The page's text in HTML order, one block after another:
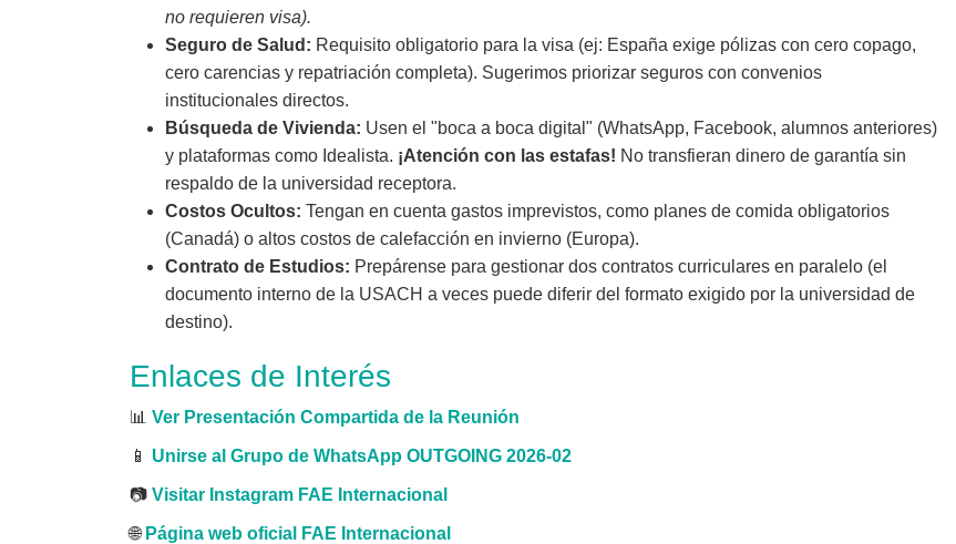
no requieren visa).
Seguro de Salud: Requisito obligatorio para la visa (ej: España exige pólizas con cero copago,
cero carencias y repatriación completa). Sugerimos priorizar seguros con convenios
institucionales directos.
Búsqueda de Vivienda: Usen el "boca a boca digital" (WhatsApp, Facebook, alumnos anteriores)
y plataformas como Idealista. ¡Atención con las estafas! No transfieran dinero de garantía sin
respaldo de la universidad receptora.
Costos Ocultos: Tengan en cuenta gastos imprevistos, como planes de comida obligatorios
(Canadá) o altos costos de calefacción en invierno (Europa).
Contrato de Estudios: Prepárense para gestionar dos contratos curriculares en paralelo (el
documento interno de la USACH a veces puede diferir del formato exigido por la universidad de
destino).
Enlaces de Interés
📊 Ver Presentación Compartida de la Reunión
📱 Unirse al Grupo de WhatsApp OUTGOING 2026-02
📷 Visitar Instagram FAE Internacional
🌐 Página web oficial FAE Internacional